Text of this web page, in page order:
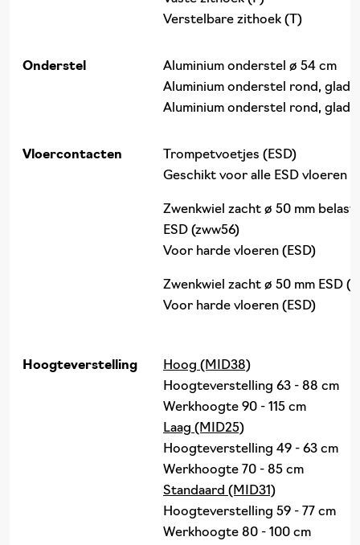
Verstelbare zithoek (T)
Onderstel
Aluminium onderstel ø 54 cm
Aluminium onderstel rond, glad
Aluminium onderstel rond, glad
Vloercontacten
Trompetvoetjes (ESD)
Geschikt voor alle ESD vloeren
Zwenkwiel zacht ø 50 mm belast
ESD (zww56)
Voor harde vloeren (ESD)
Zwenkwiel zacht ø 50 mm ESD
Voor harde vloeren (ESD)
Hoogteverstelling
Hoog (MID38)
Hoogteverstelling 63 - 88 cm
Werkhoogte 90 - 115 cm
Laag (MID25)
Hoogteverstelling 49 - 63 cm
Werkhoogte 70 - 85 cm
Standaard (MID31)
Hoogteverstelling 59 - 77 cm
Werkhoogte 80 - 100 cm